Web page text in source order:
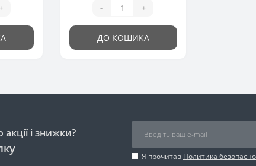
- +
ДО КОШИКА
і знижки?
Я прочитав Политика